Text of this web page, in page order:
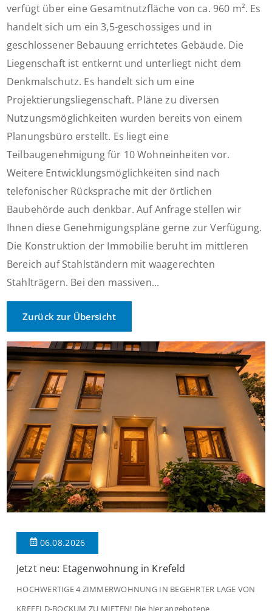
verfügt über eine Gesamtnutzfläche von ca. 960 m². Es
handelt sich um ein 3,5-geschossiges und in
geschlossener Bebauung errichtetes Gebäude. Die
Liegenschaft ist entkernt und unterliegt nicht dem
Denkmalschutz. Es handelt sich um eine
Projektierungsliegenschaft. Pläne zu diversen
Nutzungsmöglichkeiten wurden bereits von einem
Planungsbüro erstellt. Es liegt eine
Teilbaugenehmigung für 10 Wohneinheiten vor.
Weitere Entwicklungsmöglichkeiten sind nach
telefonischer Rücksprache mit der örtlichen
Baubehörde auch denkbar. Auf Anfrage stellen wir
Ihnen diese Genehmigungspläne gerne zur Verfügung.
Die Konstruktion der Immobilie beruht im mittleren
Bereich auf Stahlständern mit waagerechten
Stahlträgern. Bei den massiven...
Zurück zur Übersicht
06.08.2026
Jetzt neu: Etagenwohnung in Krefeld
HOCHWERTIGE 4 ZIMMERWOHNUNG IN BEGEHRTER LAGE VON
KREFELD-BOCKUM ZU MIETEN! Die hier angebotene